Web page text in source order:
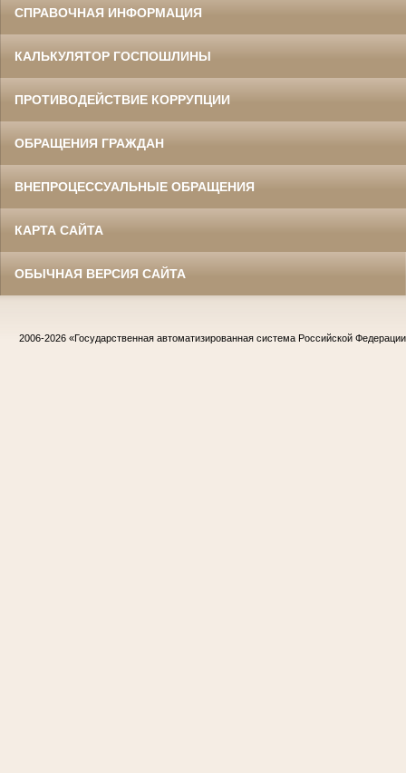
СПРАВОЧНАЯ ИНФОРМАЦИЯ
КАЛЬКУЛЯТОР ГОСПОШЛИНЫ
ПРОТИВОДЕЙСТВИЕ КОРРУПЦИИ
ОБРАЩЕНИЯ ГРАЖДАН
ВНЕПРОЦЕССУАЛЬНЫЕ ОБРАЩЕНИЯ
КАРТА САЙТА
ОБЫЧНАЯ ВЕРСИЯ САЙТА
2006-2026 «Государственная автоматизированная система Российской